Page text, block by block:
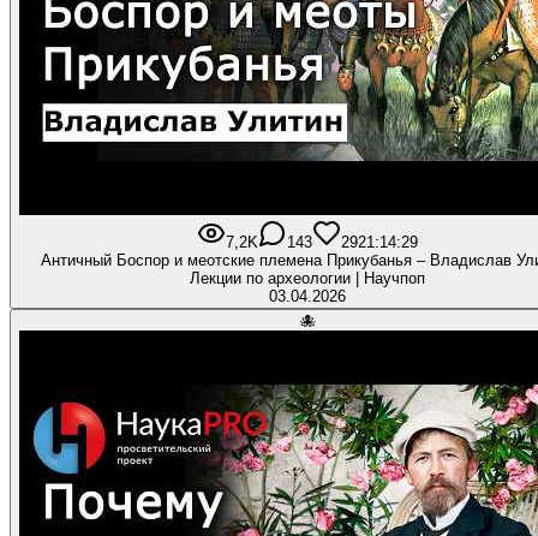
7,2K 143 2921:14:29
Античный Боспор и меотские племена Прикубанья – Владислав
Лекции по археологии | Научпоп
03.04.2026
🐙